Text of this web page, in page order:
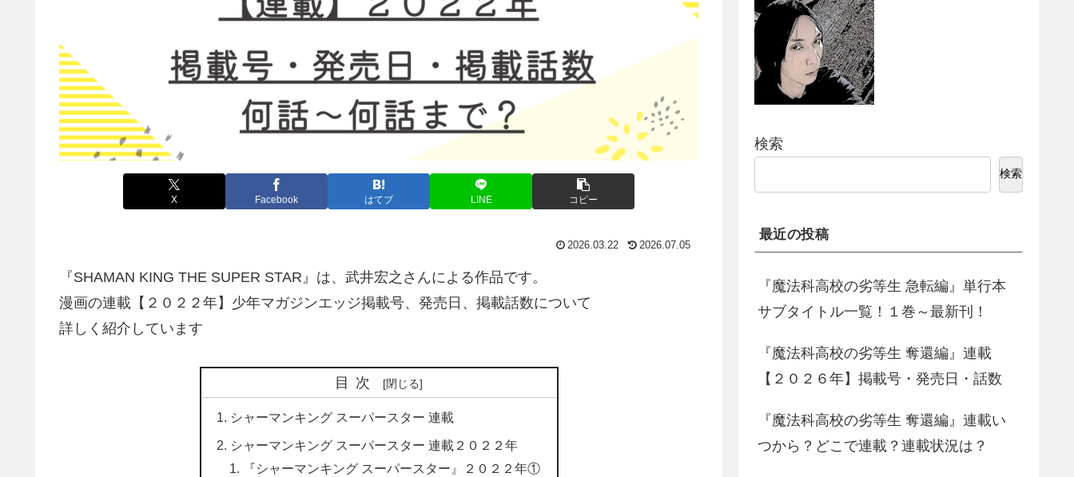
X Facebook はてブ LINE コピー
2026.03.22 2026.07.05
『SHAMAN KING THE SUPER STAR』は、武井宏之さんによる作品です。
漫画の連載【２０２２年】少年マガジンエッジ掲載号、発売日、掲載話数について
詳しく紹介しています
目次
シャーマンキング スーパースター 連載
シャーマンキング スーパースター 連載２０２２年
『シャーマンキング スーパースター』２０２２年①
検索
検索
最近の投稿
『魔法科高校の劣等生 急転編』単行本
サブタイトル一覧！１巻～最新刊！
『魔法科高校の劣等生 奪還編』連載
【２０２６年】掲載号・発売日・話数
『魔法科高校の劣等生 奪還編』連載い
つから？どこで連載？連載状況は？